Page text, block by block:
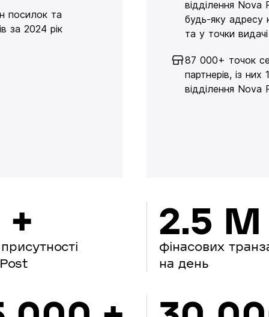
посилок та
за 2024 рік
відділення Nova
будь-яку адресу
та у точки
87 000+ точок
партнерів, із них
відділення Nova
+ 2.5 M
фінасових
на день